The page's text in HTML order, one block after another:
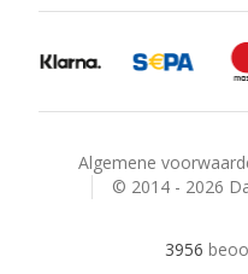
Algemene
© 2014 - 2026
3956